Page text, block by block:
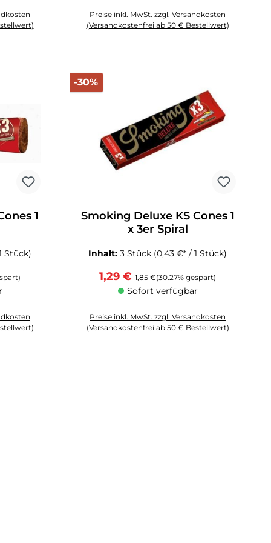
Preise inkl. MwSt. zzgl. Versandkosten
(Versandkostenfrei ab 50 € Bestellwert)
1
Stück)
-30%Rabatt
Smoking Deluxe KS Cones 1
x 3er Spiral
Inhalt: 3 Stück (0,43 €* / 1 Stück)
Verkaufspreis:
1,29 € Regulärer Preis:
1,85 €(30.27% gespart)
Sofort verfügbar
Preise inkl. MwSt. zzgl. Versandkosten
(Versandkostenfrei ab 50 € Bestellwert)